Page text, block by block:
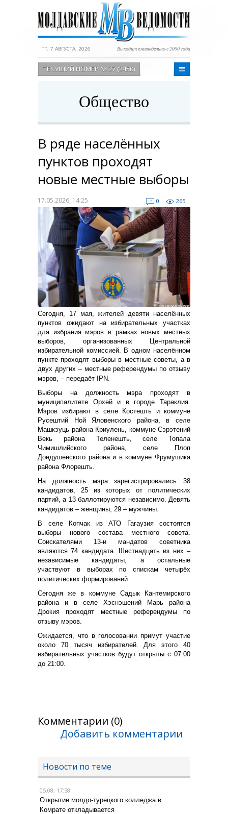
ПТ, 7 АВГУСТА, 2026 Выходит еженедельно с 2000 года
ТЕКУЩИЙ НОМЕР № 27 (2450)
Общество
В ряде населённых
пунктов проходят
новые местные выборы
17.05.2026, 14:25 0 265
Сегодня, 17 мая, жителей девяти населённых
пунктов ожидают на избирательных участках
для избрания мэров в рамках новых местных
выборов, организованных Центральной
избирательной комиссией. В одном населённом
пункте проходят выборы в местные советы, а в
двух других – местные референдумы по отзыву
мэров, – передаёт IPN.
Выборы на должность мэра проходят в
муниципалитете Орхей и в городе Тараклия.
Мэров избирают в селе Костешть и коммуне
Русештий Ной Яловенского района, в селе
Машкэуць района Криулень, коммуне Сэрэтений
Векь района Теленешть, селе Топала
Чимишлийского района, селе Плоп
Дондушенского района и в коммуне Фрумушика
района Флорешть.
На должность мэра зарегистрировались 38
кандидатов, 25 из которых от политических
партий, а 13 баллотируются независимо. Девять
кандидатов – женщины, 29 – мужчины.
В селе Копчак из АТО Гагаузия состоятся
выборы нового состава местного совета.
Соискателями 13-и мандатов советника
являются 74 кандидата. Шестнадцать из них –
независимые кандидаты, а остальные
участвуют в выборах по спискам четырёх
политических формирований.
Сегодня же в коммуне Садык Кантемирского
района и в селе Хэснэшений Марь района
Дрокия проходят местные референдумы по
отзыву мэров.
Ожидается, что в голосовании примут участие
около 70 тысяч избирателей. Для этого 40
избирательных участков будут открыты с 07:00
до 21:00.
Комментарии (0)
Добавить комментарии
Новости по теме
05.08, 17:58
Открытие молдо-турецкого колледжа в
Комрате откладывается